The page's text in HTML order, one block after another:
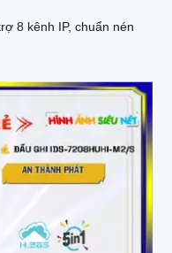
8 kênh IP, chuẩn nén